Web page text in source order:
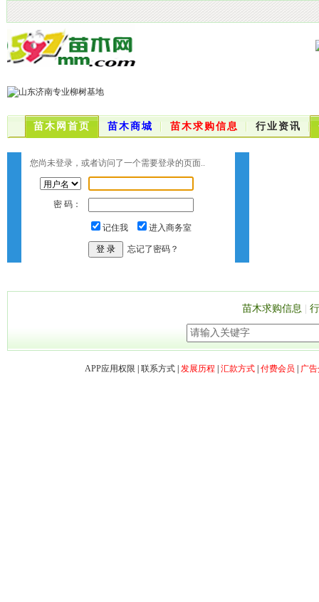
苗木网首页 苗木商城 苗木求购信息 行业资讯
您尚未登录，或者访问了一个需要登录的页面..
密 码：
记住我 进入商务室
忘记了密码？
苗木求购信息
APP应用权限 联系方式| 发展历程 汇款方式| 付费会员 广